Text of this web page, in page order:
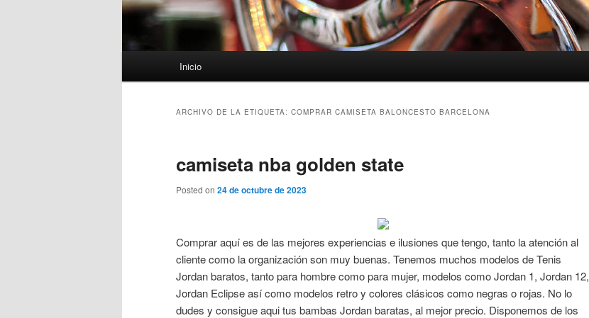
Inicio
ARCHIVO DE LA ETIQUETA: COMPRAR CAMISETA BALONCESTO BARCELONA
camiseta nba golden state
Posted on 24 de octubre de 2023
Comprar aquí es de las mejores experiencias e ilusiones que tengo, tanto la atención al
cliente como la organización son muy buenas. Tenemos muchos modelos de Tenis
Jordan baratos, tanto para hombre como para mujer, modelos como Jordan 1, Jordan 12,
Jordan Eclipse así como modelos retro y colores clásicos como negras o rojas. No lo
dudes y consigue aqui tus bambas Jordan baratas, al mejor precio. Disponemos de los